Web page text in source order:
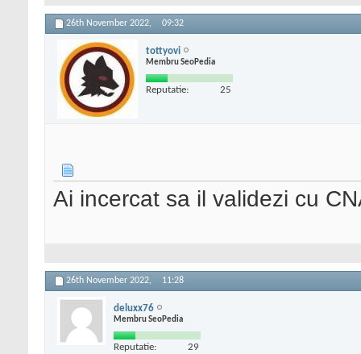
26th November 2022, 09:32
tottyovi
Membru SeoPedia
Reputatie: 25
Ai incercat sa il validezi cu
26th November 2022, 11:28
deluxx76
Membru SeoPedia
Reputatie: 29